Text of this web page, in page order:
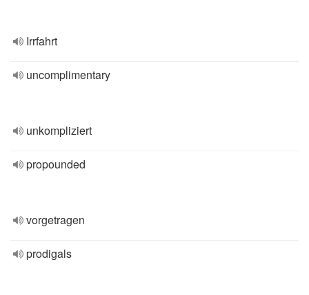
Irrfahrt
uncomplimentary
unkompliziert
propounded
vorgetragen
prodigals